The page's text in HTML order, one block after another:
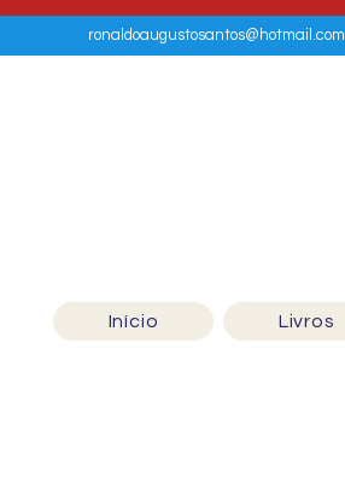
ronaldoaugustosantos@hotmail.com
Início Livros